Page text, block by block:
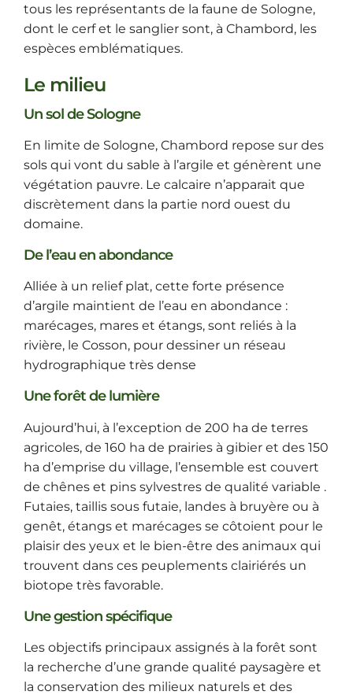
tous les représentants de la faune de Sologne,
dont le cerf et le sanglier sont, à Chambord, les
espèces emblématiques.
Le milieu
Un sol de Sologne
En limite de Sologne, Chambord repose sur des
sols qui vont du sable à l’argile et génèrent une
végétation pauvre. Le calcaire n’apparait que
discrètement dans la partie nord ouest du
domaine.
De l’eau en abondance
Alliée à un relief plat, cette forte présence
d’argile maintient de l’eau en abondance :
marécages, mares et étangs, sont reliés à la
rivière, le Cosson, pour dessiner un réseau
hydrographique très dense
Une forêt de lumière
Aujourd’hui, à l’exception de 200 ha de terres
agricoles, de 160 ha de prairies à gibier et des 150
ha d’emprise du village, l’ensemble est couvert
de chênes et pins sylvestres de qualité variable .
Futaies, taillis sous futaie, landes à bruyère ou à
genêt, étangs et marécages se côtoient pour le
plaisir des yeux et le bien-être des animaux qui
trouvent dans ces peuplements clairiérés un
biotope très favorable.
Une gestion spécifique
Les objectifs principaux assignés à la forêt sont
la recherche d’une grande qualité paysagère et
la conservation des milieux naturels et des